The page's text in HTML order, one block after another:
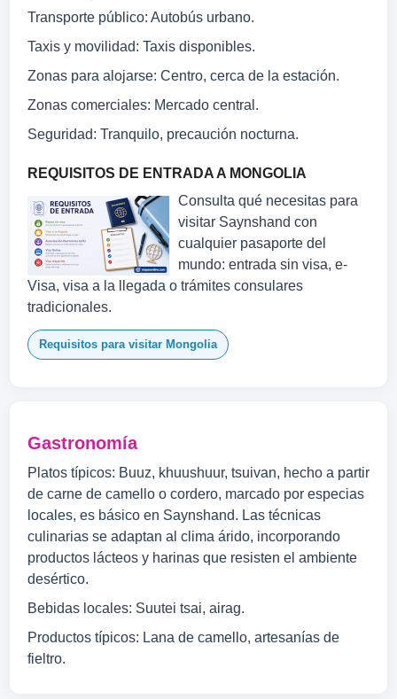
Transporte público: Autobús urbano.
Taxis y movilidad: Taxis disponibles.
Zonas para alojarse: Centro, cerca de la estación.
Zonas comerciales: Mercado central.
Seguridad: Tranquilo, precaución nocturna.
REQUISITOS DE ENTRADA A MONGOLIA
Consulta qué necesitas para
visitar Saynshand con
cualquier pasaporte del
mundo: entrada sin visa, e-
Visa, visa a la llegada o trámites consulares
tradicionales.
Requisitos para visitar Mongolia
Gastronomía
Platos típicos: Buuz, khuushuur, tsuivan, hecho a partir
de carne de camello o cordero, marcado por especias
locales, es básico en Saynshand. Las técnicas
culinarias se adaptan al clima árido, incorporando
productos lácteos y harinas que resisten el ambiente
desértico.
Bebidas locales: Suutei tsai, airag.
Productos típicos: Lana de camello, artesanías de
fieltro.